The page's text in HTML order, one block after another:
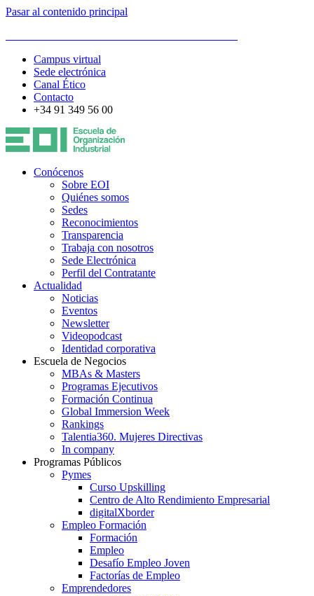
Pasar al contenido principal
Campus virtual
Sede electrónica
Canal Ético
Contacto
+34 91 349 56 00
Conócenos
Sobre EOI
Quiénes somos
Sedes
Reconocimientos
Transparencia
Trabaja con nosotros
Sede Electrónica
Perfil del Contratante
Actualidad
Noticias
Eventos
Newsletter
Videopodcast
Identidad corporativa
Escuela de Negocios
MBAs & Masters
Programas Ejecutivos
Formación Continua
Global Immersion Week
Rankings
Talentia360. Mujeres Directivas
In company
Programas Públicos
Pymes
Curso Upskilling
Centro de Alto Rendimiento Empresarial
digitalXborder
Empleo Formación
Formación
Empleo
Desafío Empleo Joven
Factorías de Empleo
Emprendedores